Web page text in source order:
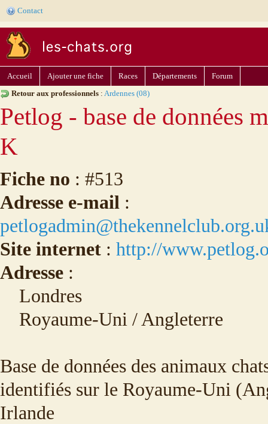
Contact
Accueil Ajouter une fiche Races Départements
Forum
Retour aux professionnels : Ardennes (08)
Petlog - base de données
K
Fiche no : #513
Adresse e-mail :
Site internet : http://
Adresse :
Londres
Royaume-Uni / Angleterre
Base de données des animaux
identifiés sur le Royaume-Uni
Irlande